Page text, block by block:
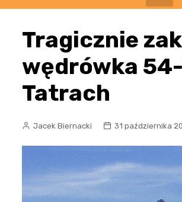
Tragicznie
wędrówka
Tatrach
Jacek Biernacki 31 października